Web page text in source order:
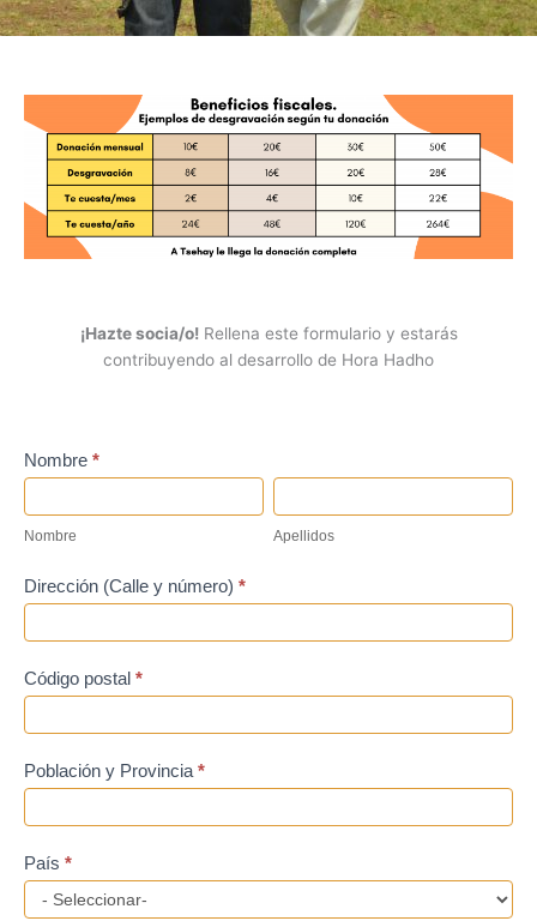
¡Hazte socia/o!Rellena este formulario y estarás
contribuyendo al desarrollo de Hora Hadho
Hazte
socio
Nombre *
Nombre
Nombre
Apellidos
Apellidos
Dirección (Calle y número) *
Código postal *
Población y Provincia *
País *